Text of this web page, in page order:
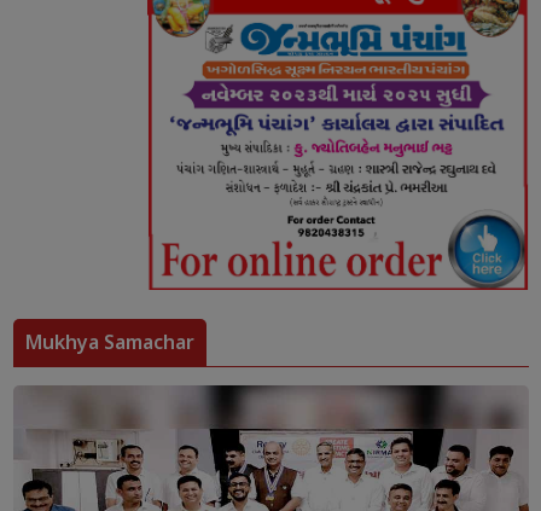
Mukhya Samachar